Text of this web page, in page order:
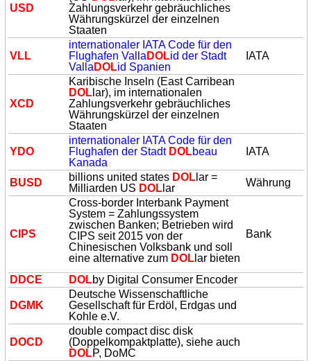
USD
Zahlungsverkehr gebräuchliches
Währungskürzel der einzelnen
Staaten
VLL
internationaler IATA Code für den
Flughafen Valla DOLid der Stadt
Valla DOLid Spanien
IATA
XCD
Karibische Inseln (East Carribean
DOL lar), im internationalen
Zahlungsverkehr gebräuchliches
Währungskürzel der einzelnen
Staaten
YDO
internationaler IATA Code für den
Flughafen der Stadt DOLbeau
Kanada
IATA
BUSD billions united states DOL lar =
Milliarden US DOL lar Währung
CIPS
Cross-border Interbank Payment
System = Zahlungssystem
zwischen Banken; Betrieben wird
CIPS seit 2015 von der
Chinesischen Volksbank und soll
eine alternative zum DOL lar bieten
Bank
DDCE DOLby Digital Consumer Encoder
DGMK
Deutsche Wissenschaftliche
Gesellschaft für Erdöl, Erdgas und
Kohle e.V.
DOCD
double compact disc disk
(Doppelkompaktplatte), siehe auch
DOLP, DoMC